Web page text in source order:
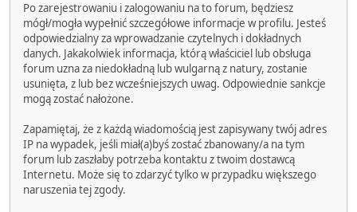
Po zarejestrowaniu i zalogowaniu na to forum, będziesz
mógł/mogła wypełnić szczegółowe informacje w profilu. Jesteś
odpowiedzialny za wprowadzanie czytelnych i dokładnych
danych. Jakakolwiek informacja, którą właściciel lub obsługa
forum uzna za niedokładną lub wulgarną z natury, zostanie
usunięta, z lub bez wcześniejszych uwag. Odpowiednie sankcje
mogą zostać nałożone.
Zapamiętaj, że z każdą wiadomością jest zapisywany twój adres
IP na wypadek, jeśli miał(a)byś zostać zbanowany/a na tym
forum lub zaszłaby potrzeba kontaktu z twoim dostawcą
Internetu. Może się to zdarzyć tylko w przypadku większego
naruszenia tej zgody.